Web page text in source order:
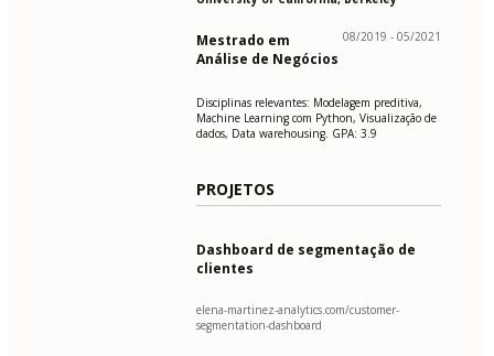
Mestrado em
Análise de Negócios
08/2019 - 05/2021
Disciplinas relevantes: Modelagem preditiva,
Machine Learning com Python, Visualização de
dados, Data warehousing. GPA: 3.9
PROJETOS
Dashboard de segmentação de
clientes
elena-martinez-analytics.com/customer-
segmentation-dashboard